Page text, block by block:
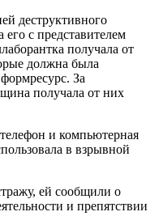
деструктивного
его с представителем
получала от
должна была
За
получала от них
и компьютерная
в взрывной
ей сообщили о
и препятствии